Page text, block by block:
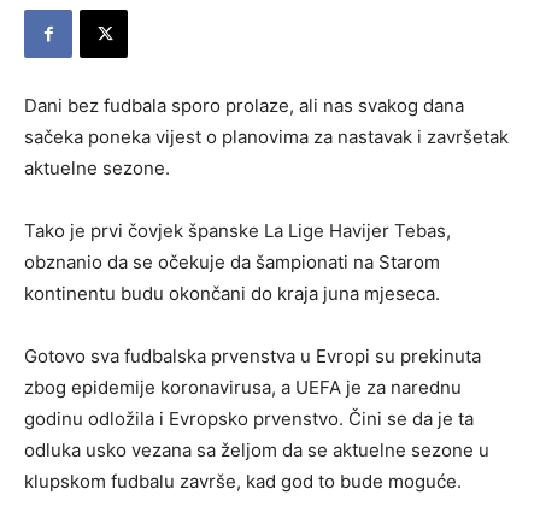
Dani bez fudbala sporo prolaze, ali nas svakog dana
sačeka poneka vijest o planovima za nastavak i završetak
aktuelne sezone.
Tako je prvi čovjek španske La Lige Havijer Tebas,
obznanio da se očekuje da šampionati na Starom
kontinentu budu okončani do kraja juna mjeseca.
Gotovo sva fudbalska prvenstva u Evropi su prekinuta
zbog epidemije koronavirusa, a UEFA je za narednu
godinu odložila i Evropsko prvenstvo. Čini se da je ta
odluka usko vezana sa željom da se aktuelne sezone u
klupskom fudbalu završe, kad god to bude moguće.